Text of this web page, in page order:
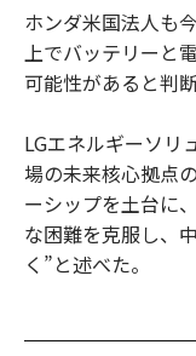
ホンダ米国法人も
上でバッテリーと
可能性があると判
LGエネルギーソリ
場の未来核心拠点
ーシップを土台に
な困難を克服し、
く”と述べた。